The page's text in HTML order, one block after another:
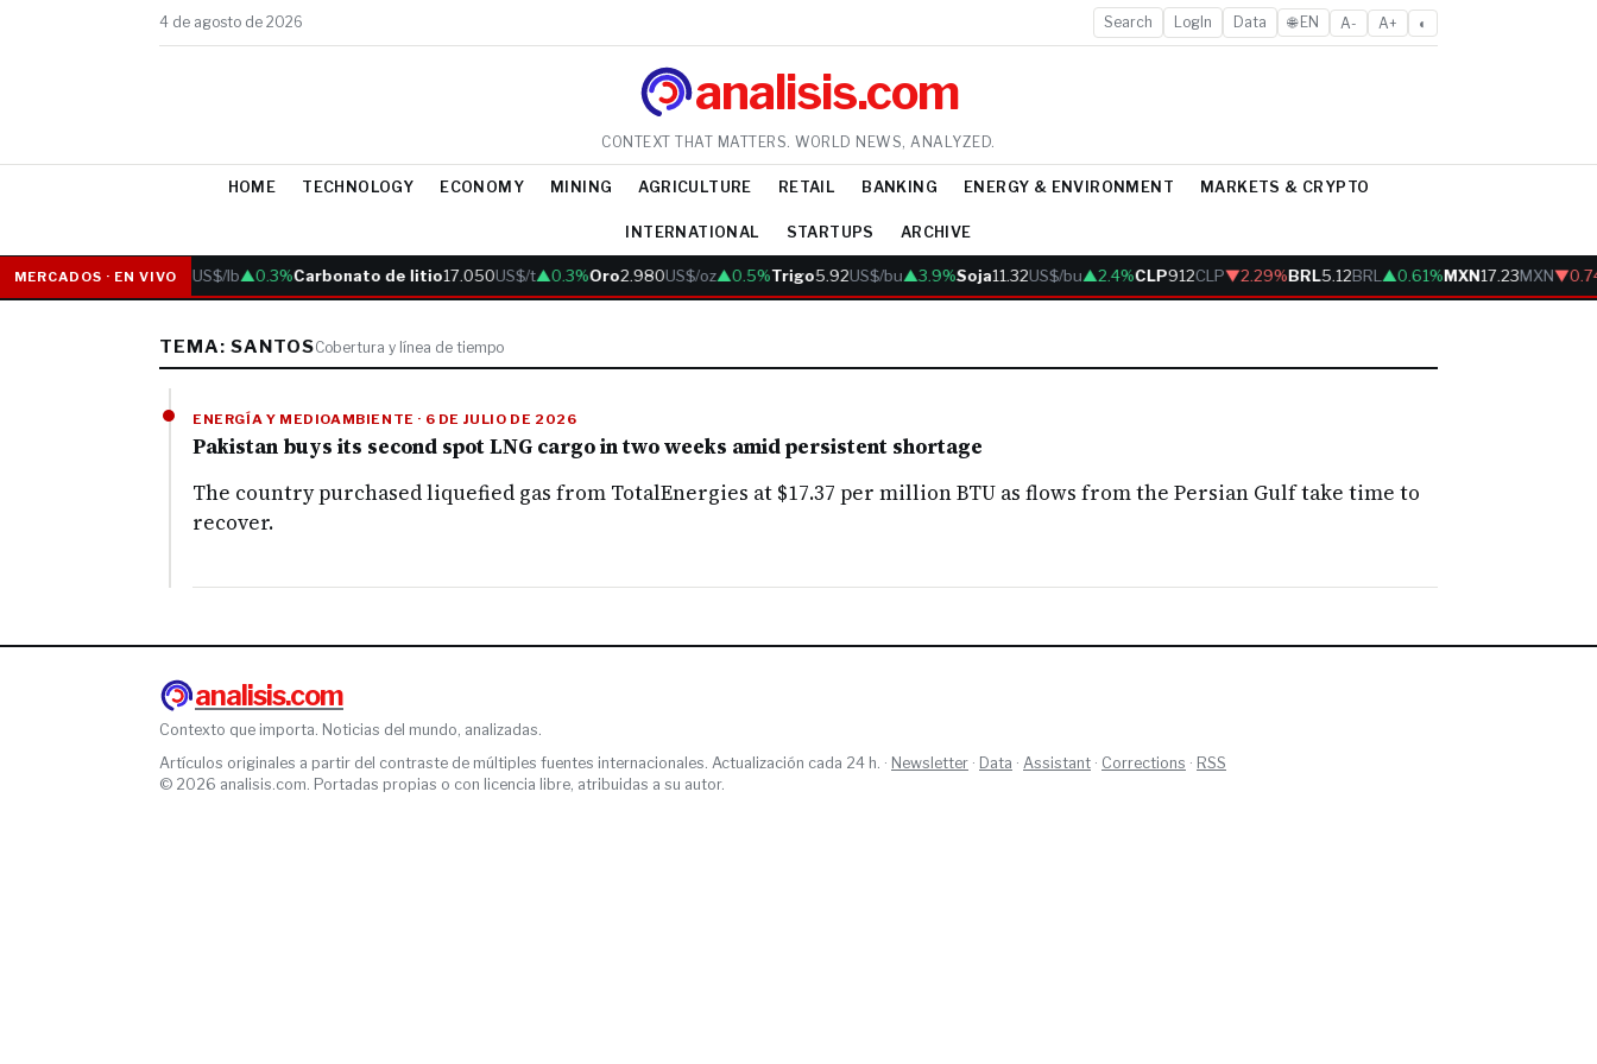
4 de agosto de 2026 Search LogIn Data 🌐 EN A- A+ ◐
analisis.com
CONTEXT THAT MATTERS. WORLD NEWS, ANALYZED.
HOME TECHNOLOGY ECONOMY MINING AGRICULTURE RETAIL BANKING ENERGY & ENVIRONMENT MARKETS & CRYPTO
INTERNATIONAL STARTUPS ARCHIVE
MERCADOS · EN VIVO
Cobre6.05 US$/lb▲0.3%Carbonato de litio17.050US$/t▲0.3%Oro2.980US$/oz▲0.5%Trigo5.92US$/bu▲3.9%Soja11.32US$/bu▲2.4%CLP912CLP▼2.29%BRL5.12BRL ▲0.61%MXN17.23MXN
TEMA: SANTOSCobertura y línea de tiempo
ENERGÍA Y MEDIOAMBIENTE · 6 DE JULIO DE 2026
Pakistan buys its second spot LNG cargo in two weeks amid persistent shortage
The country purchased liquefied gas from TotalEnergies at $17.37 per million BTU as flows from the Persian Gulf take time to
recover.
analisis.com
Contexto que importa. Noticias del mundo, analizadas.
Artículos originales a partir del contraste de múltiples fuentes internacionales. Actualización cada 24 h. · Newsletter · Data · Assistant · Corrections · RSS
© 2026 analisis.com. Portadas propias o con licencia libre, atribuidas a su autor.